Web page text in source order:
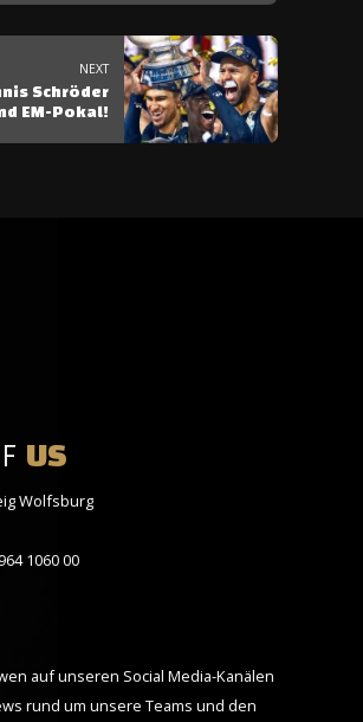
NEXT
Schröder
EM-Pokal!
US
Wolfsburg
1060 00
auf unseren Social Media-Kanälen
rund um unsere Teams und den